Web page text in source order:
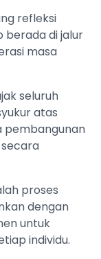
refleksi
berada di jalur
masa
seluruh
atas
pembangunan
proses
dengan
untuk
individu.